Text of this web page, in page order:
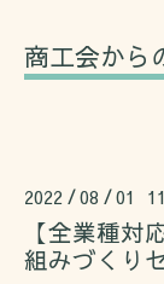
商工会から
2022 /08 /01
【全業種対
組みづくり